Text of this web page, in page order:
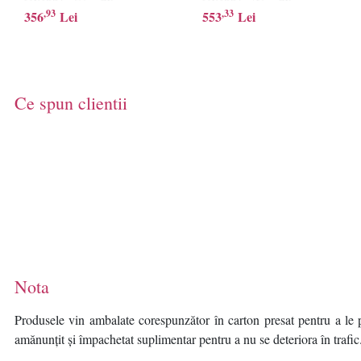
arzatoare, Wok, Gratar
fonta, Control frontal,
59x52 cm, Culoare: Sticla
Neagra
356,93 Lei
ARZATOARE, WOK,
GRATAR FONTA,
553,33 Lei
Ce spun clientii
Nota
Produsele vin ambalate corespunzător în carton presat pentru a
amănunțit și împachetat suplimentar pentru a nu se deteriora în trafic.